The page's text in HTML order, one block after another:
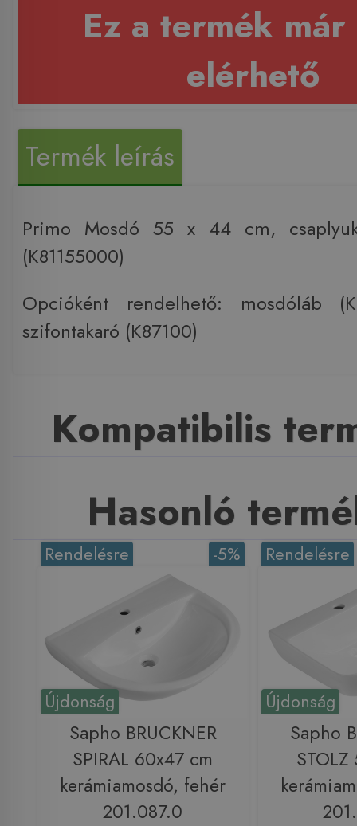
Ez a termék már
elérhető
Termék leírás
Primo Mosdó 55 x 44 cm,
(K81155000)
Opcióként rendelhető: mosdóláb
szifontakaró (K87100)
Kompatibilis
Hasonló
Újdonság
-5%
Rendelésre
Sapho BRUCKNER
SPIRAL 60x47 cm
kerámiamosdó, fehér
201.087.0
Újdonság
Rendelésre
Sapho